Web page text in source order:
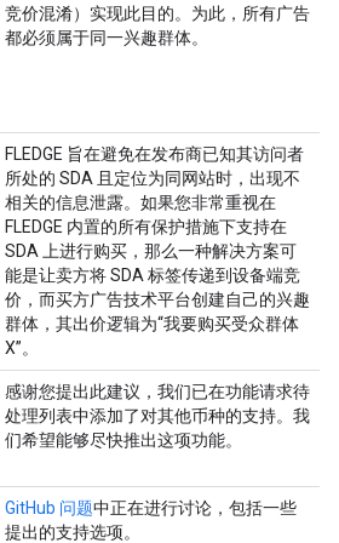
竞价混淆）实现此目的。为此，所有广告
都必须属于同一兴趣群体。
FLEDGE 旨在避免在发布商已知其访问者
所处的 SDA 且定位为同网站时，出现不
相关的信息泄露。如果您非常重视在
FLEDGE 内置的所有保护措施下支持在
SDA 上进行购买，那么一种解决方案可
能是让卖方将 SDA 标签传递到设备端竞
价，而买方广告技术平台创建自己的兴趣
群体，其出价逻辑为“我要购买受众群体
X”。
感谢您提出此建议，我们已在功能请求待
处理列表中添加了对其他币种的支持。我
们希望能够尽快推出这项功能。
GitHub 问题中正在进行讨论，包括一些
提出的支持选项。